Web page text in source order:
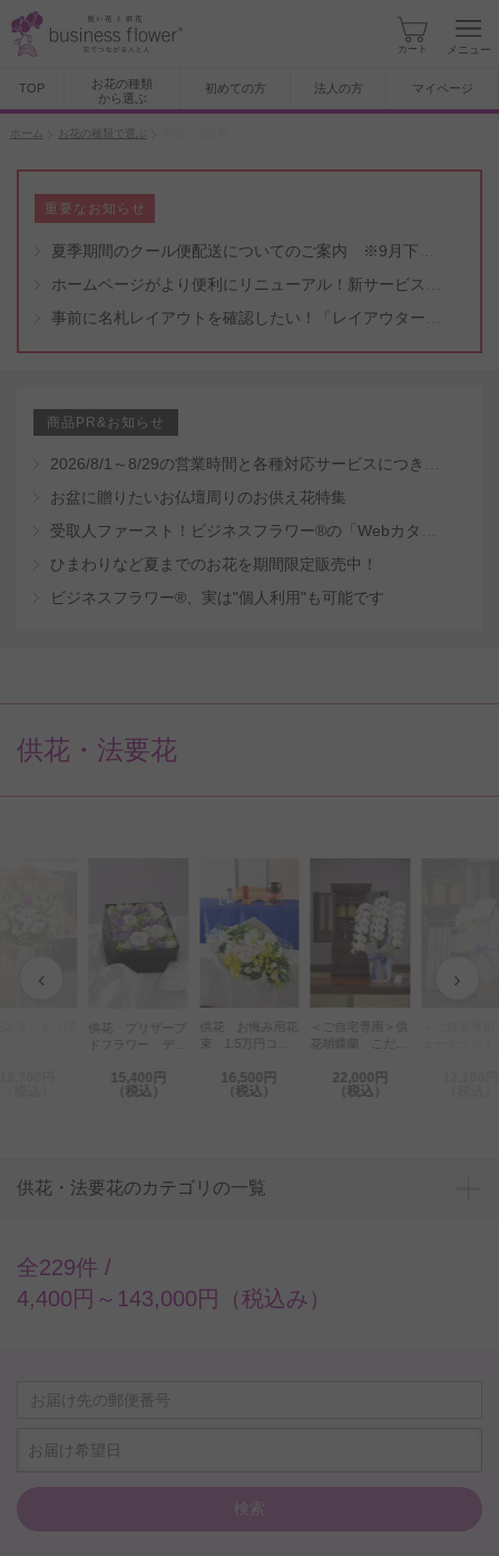
カート メニュー
TOP
お花の種類
から選ぶ
初めての方 法人の方 マイページ
ホーム お花の種類で選ぶ
重要なお知らせ
商品PR&お知らせ
お盆に贈りたいお仏壇周りのお供え花特集
ひまわりなど夏までのお花を期間限定販売中！
ビジネスフラワー®、実は"個人利用"も可能です
供花・法要花
‹ ›
供花 プリザーブ
ドフラワー デザ
BOXフラワー（L
サイズ）
15,400円
（税込）
供花 お悔み用花
束 1.5万円コー
16,500円
（税込）
＜ご自宅専用＞供
花胡蝶蘭 こだわ
ェアウェル］ 3
本立（白） 36～
22,000円
（税込）
供花・法要花のカテゴリの一覧
全229件 /
4,400円～143,000円（税込み）
お届け希望日
検索